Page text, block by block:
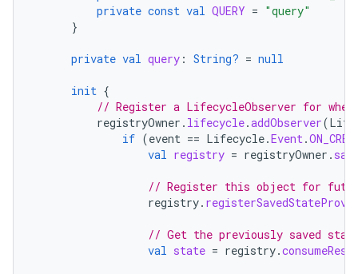
private const val QUERY = "query"
}
private val query : String? = null
init {
// Register a LifecycleObserver for when
registryOwner . lifecycle.addObserver(
if (event == Lifecycle.Event.
val registry = registryOwner .
// Register this object for
registry.
// Get the previously saved
val state = registry.